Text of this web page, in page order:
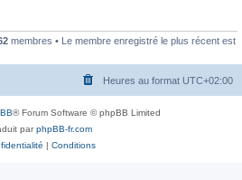
membres • Le membre enregistré le plus récent est
Heures au format UTC+02:00
® Forum Software © phpBB Limited
parphpBB-fr.com
| Conditions